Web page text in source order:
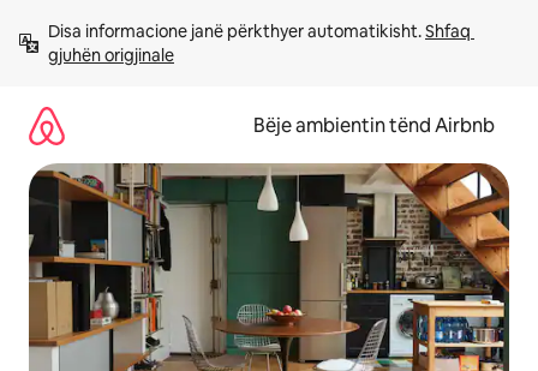
përmbajtja
Disa informacione janë përkthyer automatikisht. Shfaq
gjuhën origjinale
Bëje ambientin tënd Airbnb